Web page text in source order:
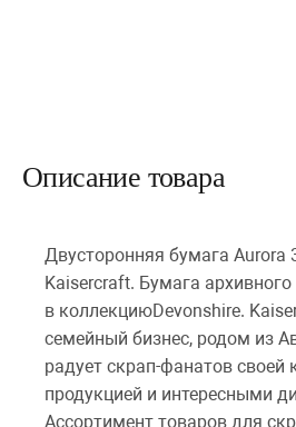
Описание товара
Двусторонняя бумага Aurora
Kaisercraft. Бумага
в коллекциюDevonshire.
семейный бизнес, родом из
радует скрап-фанатов своей
продукцией и интересными
Ассортимент товаров для